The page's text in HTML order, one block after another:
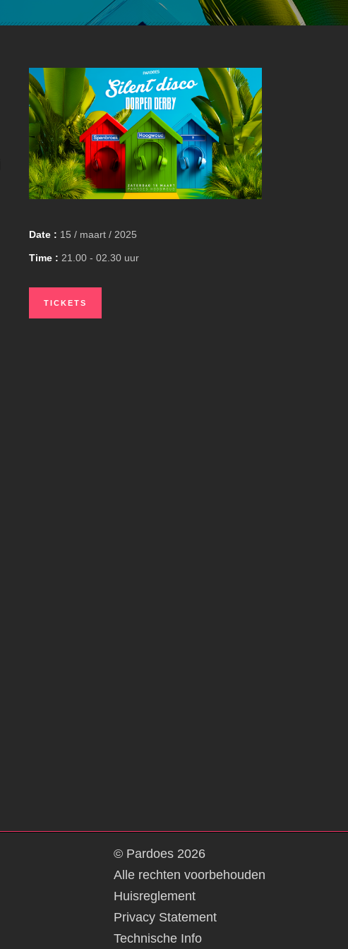
Date : 15 / maart / 2025
Time : 21.00 - 02.30 uur
TICKETS
© Pardoes 2026
Alle rechten voorbehouden
Huisreglement
Privacy Statement
Technische Info